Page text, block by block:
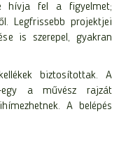
hívja fel a figyelmet;
Legfrissebb projektjei
is szerepel, gyakran
biztosítottak. A
egy a művész rajzát
A belépés